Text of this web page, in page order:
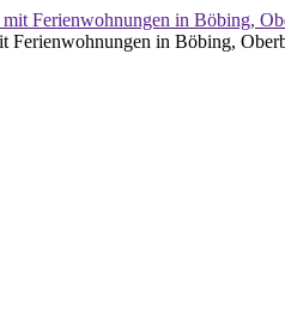
in Böbing,